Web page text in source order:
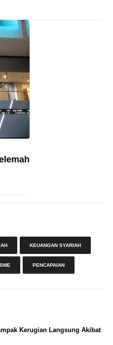
KEUANGAN SYARIAH
PENCAPAIAN
Kerugian Langsung Akibat